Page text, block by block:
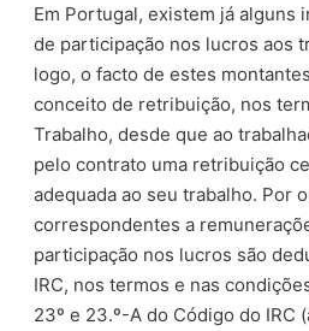
Em Portugal, existem já alguns
de participação nos lucros aos
logo, o facto de estes
conceito de retribuição, nos
Trabalho, desde que ao
pelo contrato uma retribuição
adequada ao seu trabalho. Por
correspondentes a
participação nos lucros são
IRC, nos termos e nas
23º e 23.º-A do Código do IRC